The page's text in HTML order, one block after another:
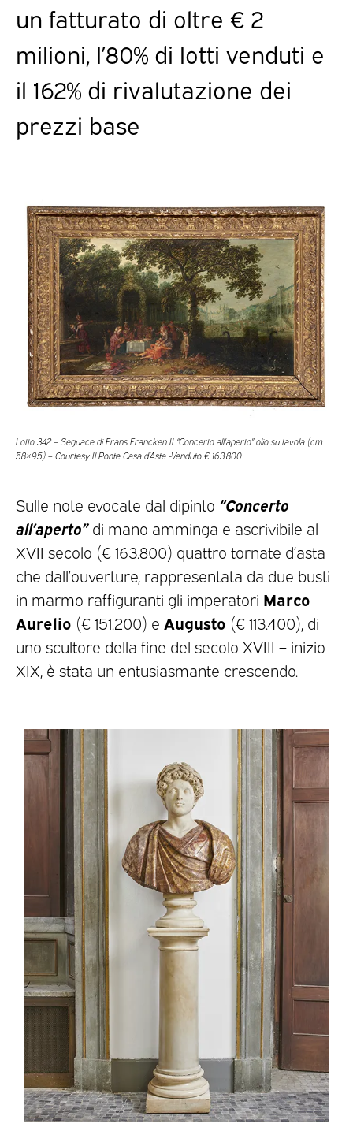
un fatturato di oltre € 2
milioni, l’80% di lotti venduti e
il 162% di rivalutazione dei
prezzi base
Lotto 342 – Seguace di Frans Francken II “Concerto all’aperto” olio su tavola (cm
58×95) – Courtesy Il Ponte Casa d’Aste -Venduto € 163.800
Sulle note evocate dal dipinto “Concerto
all’aperto”di mano amminga e ascrivibile al
XVII secolo (€ 163.800) quattro tornate d’asta
che dall’ouverture, rappresentata da due busti
in marmo raffiguranti gli imperatori Marco
Aurelio (€ 151.200) e Augusto (€ 113.400), di
uno scultore della fine del secolo XVIII – inizio
XIX, è stata un entusiasmante crescendo.